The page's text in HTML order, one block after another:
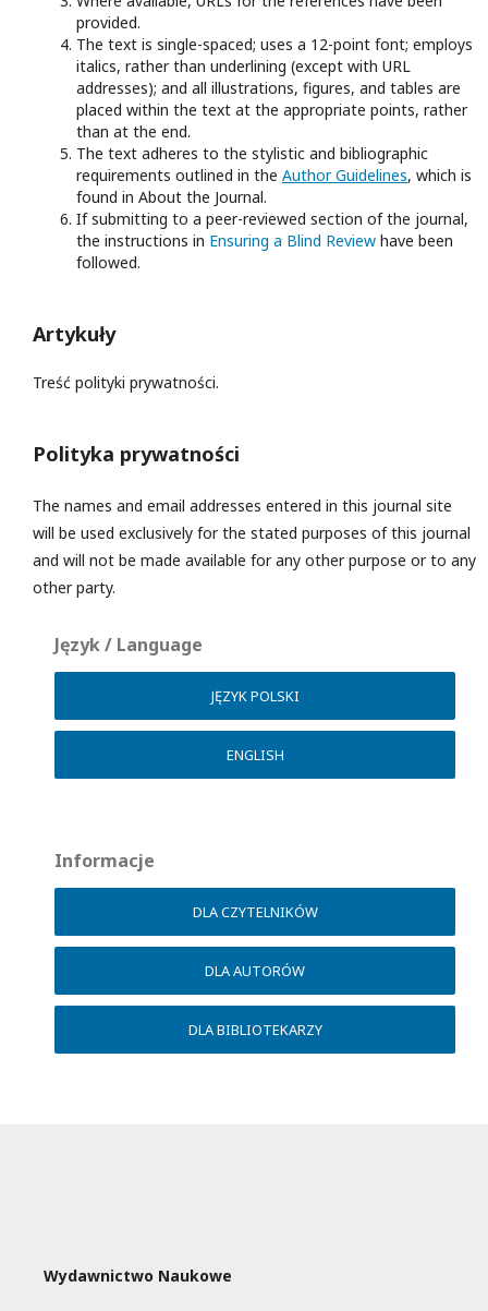
provided.
The text is single-spaced; uses a 12-point font; employs
italics, rather than underlining (except with URL
addresses); and all illustrations, figures, and tables are
placed within the text at the appropriate points, rather
than at the end.
The text adheres to the stylistic and bibliographic
requirements outlined in the Author Guidelines, which is
found in About the Journal.
If submitting to a peer-reviewed section of the journal,
the instructions in Ensuring a Blind Review have been
followed.
Artykuły
Treść polityki prywatności.
Polityka prywatności
The names and email addresses entered in this journal site
will be used exclusively for the stated purposes of this journal
and will not be made available for any other purpose or to any
other party.
Język / Language
JĘZYK POLSKI
ENGLISH
Informacje
DLA CZYTELNIKÓW
DLA AUTORÓW
DLA BIBLIOTEKARZY
Wydawnictwo Naukowe